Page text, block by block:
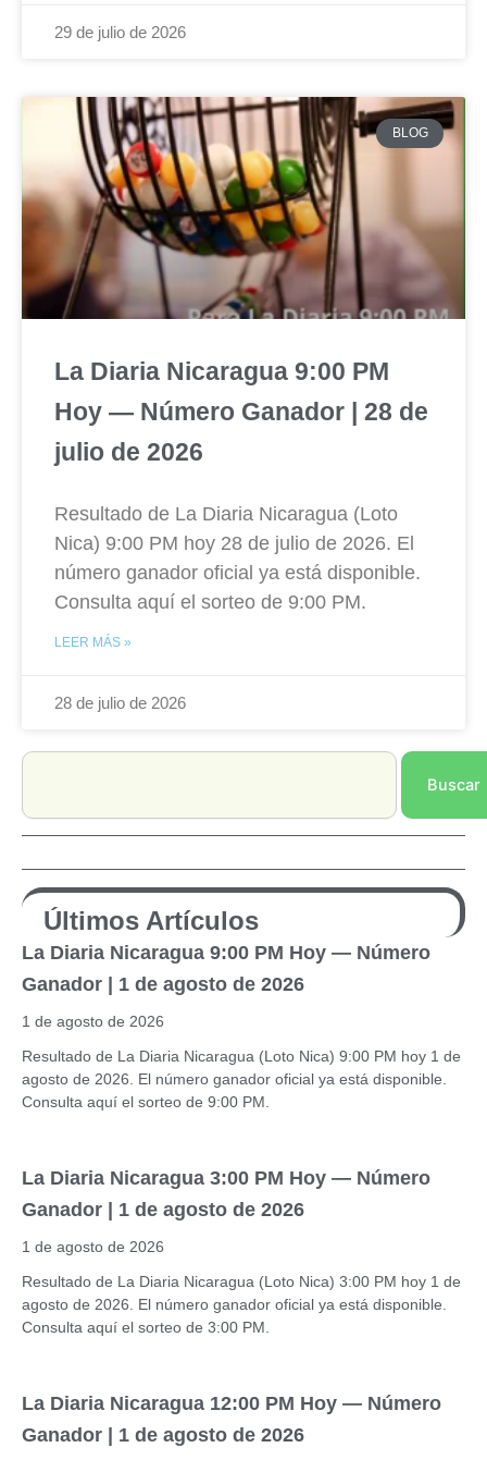
29 de julio de 2026
BLOG
La Diaria Nicaragua 9:00 PM
Hoy — Número Ganador | 28 de
julio de 2026
Resultado de La Diaria Nicaragua (Loto
Nica) 9:00 PM hoy 28 de julio de 2026. El
número ganador oficial ya está disponible.
Consulta aquí el sorteo de 9:00 PM.
LEER MÁS »
28 de julio de 2026
Search
Buscar
Últimos Artículos
La Diaria Nicaragua 9:00 PM Hoy — Número
Ganador | 1 de agosto de 2026
1 de agosto de 2026
Resultado de La Diaria Nicaragua (Loto Nica) 9:00 PM hoy 1 de
agosto de 2026. El número ganador oficial ya está disponible.
Consulta aquí el sorteo de 9:00 PM.
La Diaria Nicaragua 3:00 PM Hoy — Número
Ganador | 1 de agosto de 2026
1 de agosto de 2026
Resultado de La Diaria Nicaragua (Loto Nica) 3:00 PM hoy 1 de
agosto de 2026. El número ganador oficial ya está disponible.
Consulta aquí el sorteo de 3:00 PM.
La Diaria Nicaragua 12:00 PM Hoy — Número
Ganador | 1 de agosto de 2026